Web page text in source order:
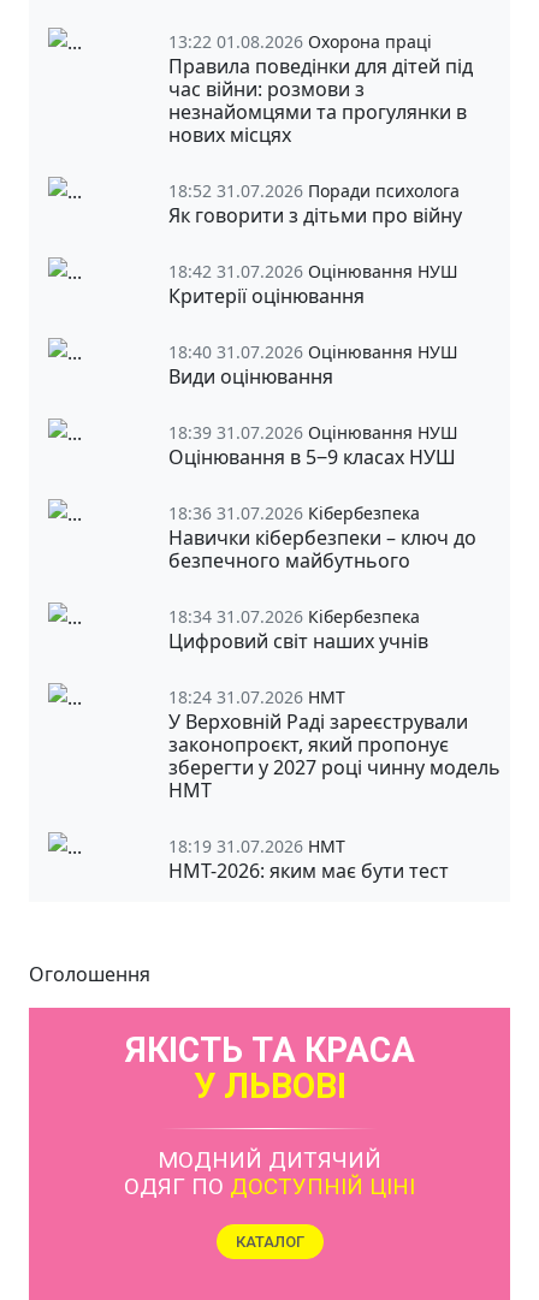
13:22 01.08.2026 Охорона праці
Правила поведінки для дітей під
час війни: розмови з
незнайомцями та прогулянки в
нових місцях
18:52 31.07.2026 Поради психолога
Як говорити з дітьми про війну
18:42 31.07.2026 Оцінювання НУШ
Критерії оцінювання
18:40 31.07.2026 Оцінювання НУШ
Види оцінювання
18:39 31.07.2026 Оцінювання НУШ
Оцінювання в 5‒9 класах НУШ
18:36 31.07.2026 Кібербезпека
Навички кібербезпеки – ключ до
безпечного майбутнього
18:34 31.07.2026 Кібербезпека
Цифровий світ наших учнів
18:24 31.07.2026 НМТ
У Верховній Раді зареєстрували
законопроєкт, який пропонує
зберегти у 2027 році чинну модель
НМТ
18:19 31.07.2026 НМТ
НМТ-2026: яким має бути тест
Оголошення
ЯКІСТЬ ТА КРАСА
У ЛЬВОВІ
МОДНИЙ ДИТЯЧИЙ
ОДЯГ ПО ДОСТУПНІЙ ЦІНІ
КАТАЛОГ